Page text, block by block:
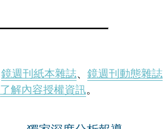
鏡週刊紙本雜誌、 鏡週刊動態雜誌
了解內容授權資訊。